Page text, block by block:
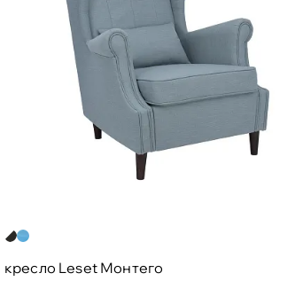
кресло Leset Монтего